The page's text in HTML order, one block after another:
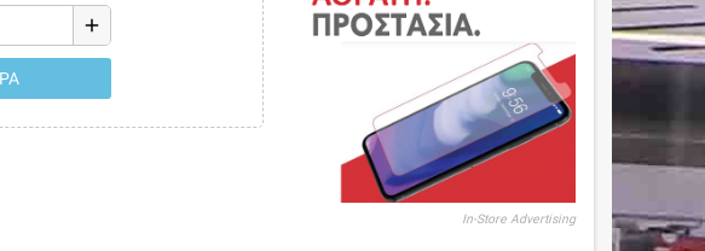
add
In-Store Advertising